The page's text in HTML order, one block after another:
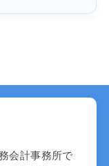
会計事務所で